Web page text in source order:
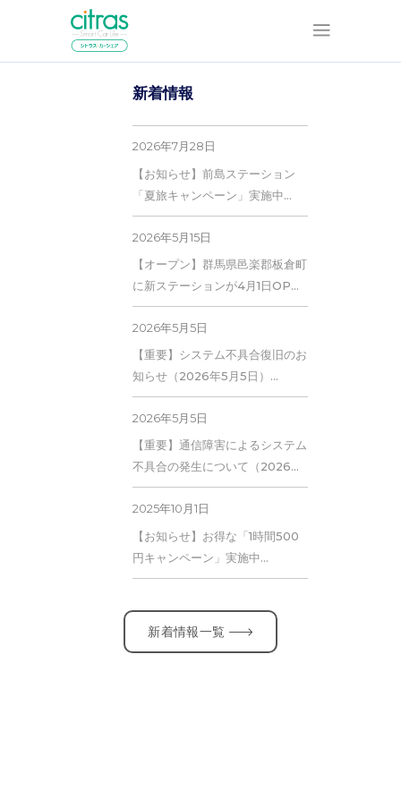
新着情報
2026年7月28日
【お知らせ】前島ステーション
「夏旅キャンペーン」実施中…
2026年5月15日
【オープン】群馬県邑楽郡板倉町
に新ステーションが4月1日OP…
2026年5月5日
【重要】システム不具合復旧のお
知らせ（2026年5月5日）…
2026年5月5日
【重要】通信障害によるシステム
不具合の発生について（2026…
2025年10月1日
【お知らせ】お得な「1時間500
円キャンペーン」実施中…
新着情報一覧